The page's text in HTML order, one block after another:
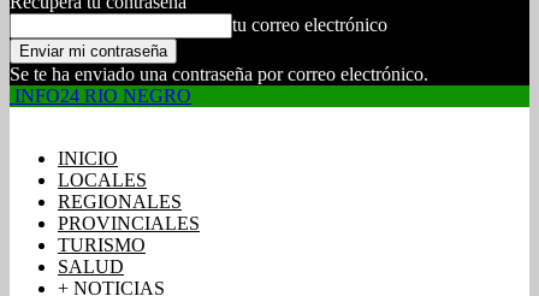
tu correo electrónico
Se te ha enviado una contraseña por correo electrónico.
INFO24 RIO NEGRO
INICIO
LOCALES
REGIONALES
PROVINCIALES
TURISMO
SALUD
+ NOTICIAS